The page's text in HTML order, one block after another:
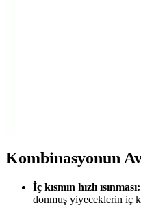
Kombinasyonun
İç kısmın hızlı ısınması:
donmuş yiyeceklerin iç